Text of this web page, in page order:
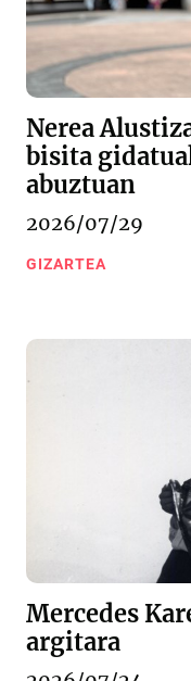
Nerea
bisita
abuztuan
2026/07/29
GIZARTEA
Mercedes
argitara